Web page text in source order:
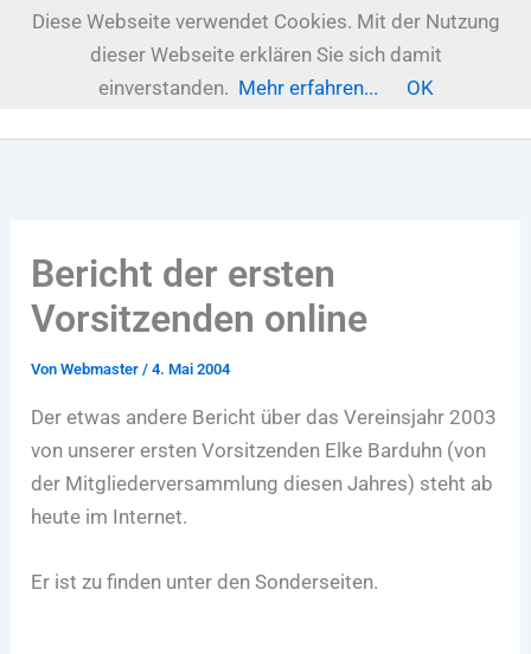
Zum
Bericht der ersten
Vorsitzenden online
VonWebmaster/4. Mai 2004
Der etwas andere Bericht über das Vereinsjahr 2003
von unserer ersten Vorsitzenden Elke Barduhn (von
der Mitgliederversammlung diesen Jahres) steht ab
heute im Internet.
Er ist zu finden unter den Sonderseiten.
Diese Webseite verwendet Cookies. Mit der Nutzung
dieser Webseite erklären Sie sich damit
einverstanden. Mehr erfahren... OK